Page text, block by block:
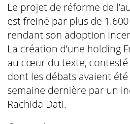
Le projet de réforme de
est freiné par plus de
rendant son adoption
La création d’une holding
au cœur du texte,
dont les débats avaient
semaine dernière par un
Rachida Dati.